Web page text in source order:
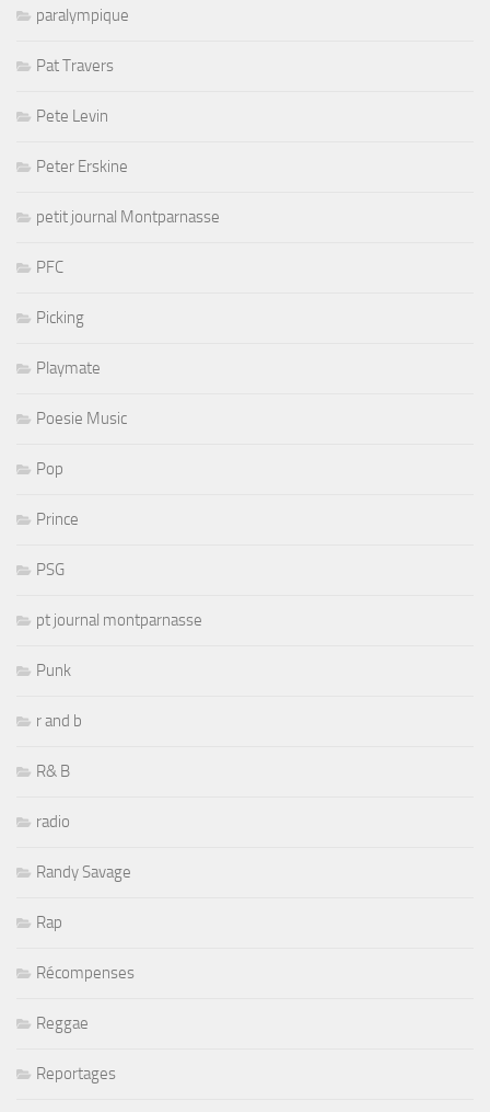
paralympique
Pat Travers
Pete Levin
Peter Erskine
petit journal Montparnasse
PFC
Picking
Playmate
Poesie Music
Pop
Prince
PSG
pt journal montparnasse
Punk
r and b
R& B
radio
Randy Savage
Rap
Récompenses
Reggae
Reportages